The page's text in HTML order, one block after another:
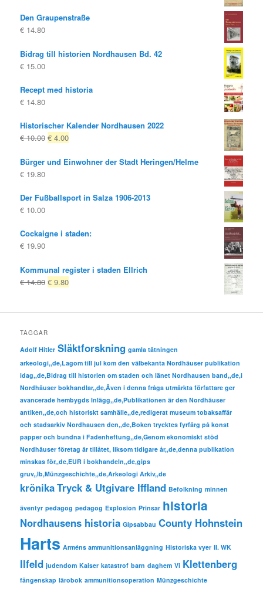
Den Graupenstraße
€ 14.80
Bidrag till historien Nordhausen Bd. 42
€ 15.00
Recept med historia
€ 14.80
Historischer Kalender Nordhausen 2022
€10.00 Ursprungligt
var:
€ 4.00Nuvarande
är:
Bürger und Einwohner der Stadt Heringen/Helme
€ 19.80
Der Fußballsport in Salza 1906-2013
€ 10.00
Cockaigne i staden:
€ 19.90
Kommunal register i staden Ellrich
€14.80 Ursprungligt
€ 9.80Nuvarande
TAGGAR
Adolf Hitler Släktforskning gamla tätningen
arkeologi,,de,Lagom till jul kom den välbekanta Nordhäuser publikation
idag,,de,Bidrag till historien om staden och länet Nordhausen band,,de,i
Nordhäuser bokhandlar,,de,Även i denna fråga utmärkta författare ger
avancerade hembygds Inlägg,,de,Publikationen är den Nordhäuser
antiken,,de,och historiskt samhälle,,de,redigerat museum tobaksaffär
och stadsarkiv Nordhausen den,,de,Boken trycktes fyrfärg på konst
papper och bundna i Fadenheftung,,de,Genom ekonomiskt stöd
Nordhäuser företag är tillåtet, liksom tidigare år,,de,denna publikation
minskas för,,de,EUR i bokhandeln,,de,gips
gruv,,lb,Münzgeschichte,,de,Arkeologi Arkiv,,de
krönikaTryck & Utgivare Iffland Befolkning minnen
äventyr pedagog pedagog Explosion Prinsar historia
Nordhausens historia Gipsabbau County Hohnstein
Harts Arméns ammunitionsanläggning Historiska vyer II. WK
Ilfeld judendom Kaiser katastrof barn daghem Vi Klettenberg
fångenskap lärobok ammunitionsoperation Münzgeschichte